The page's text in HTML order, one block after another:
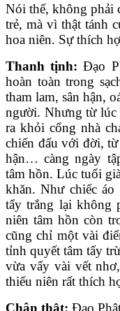
Nói thế, không phải
trẻ, mà vì thật tánh
hoa niên. Sự thích
Thanh tịnh: Đạo
hoàn toàn trong
tham lam, sân hận,
người. Nhưng từ lúc
ra khỏi cổng nhà
chiến đấu với đời,
hận… càng ngày
tâm hồn. Lúc tuổi
khăn. Như chiếc
tẩy trắng lại không
niên tâm hồn còn
cũng chỉ một vài
tỉnh quyết tâm tẩy
vừa vấy vài vết
thiếu niên rất thích
Chân thật: Đạo